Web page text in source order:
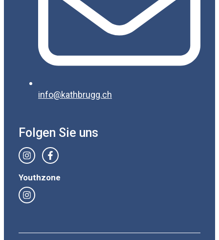
info@kathbrugg.ch
Folgen Sie uns
Youthzone